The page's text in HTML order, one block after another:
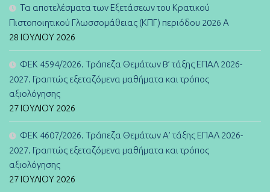
Τα αποτελέσματα των Εξετάσεων του Κρατικού
Πιστοποιητικού Γλωσσομάθειας (ΚΠΓ) περιόδου 2026 Α
28 ΙΟΥΛΊΟΥ 2026
ΦΕΚ 4594/2026. Τράπεζα Θεμάτων B’ τάξης ΕΠΑΛ 2026-
2027. Γραπτώς εξεταζόμενα μαθήματα και τρόπος
αξιολόγησης
27 ΙΟΥΛΊΟΥ 2026
ΦΕΚ 4607/2026. Τράπεζα Θεμάτων Α’ τάξης ΕΠΑΛ 2026-
2027. Γραπτώς εξεταζόμενα μαθήματα και τρόπος
αξιολόγησης
27 ΙΟΥΛΊΟΥ 2026